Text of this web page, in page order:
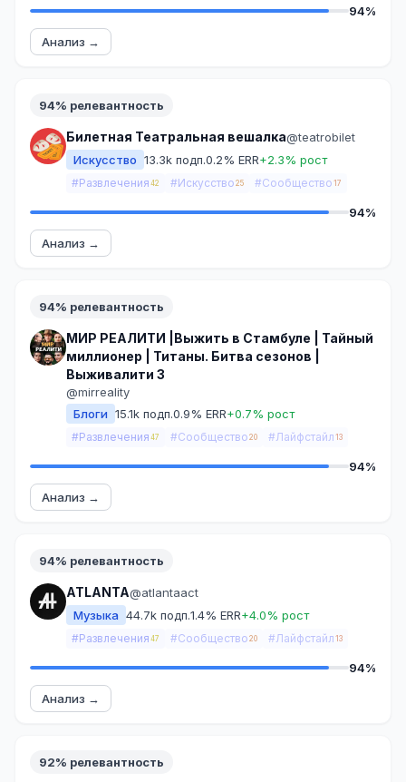
94%
Анализ →
94% релевантность
Билетная Театральная вешалка@teatrobilet
Искусство 13.3k подп.0.2% ERR+2.3% рост
#Развлечения 42 #Искусство 25 #Сообщество 17
94%
Анализ →
94% релевантность
МИР РЕАЛИТИ |Выжить в Стамбуле | Тайный
миллионер | Титаны. Битва сезонов |
Выживалити 3
@mirreality
Блоги 15.1k подп.0.9% ERR+0.7% рост
#Развлечения 47 #Сообщество 20 #Лайфстайл 13
94%
Анализ →
94% релевантность
ATLANTA@atlantaact
Музыка 44.7k подп.1.4% ERR+4.0% рост
#Развлечения 47 #Сообщество 20 #Лайфстайл 13
94%
Анализ →
92% релевантность